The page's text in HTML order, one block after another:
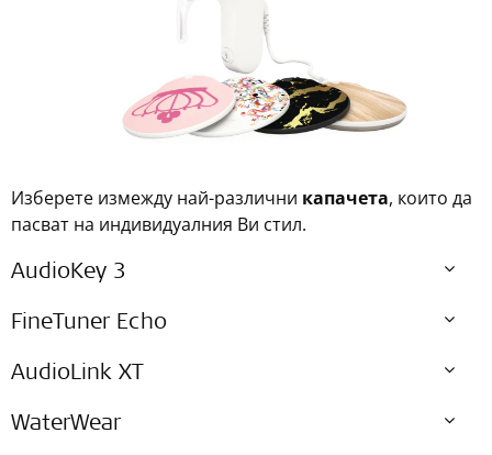
Изберете измежду най-различни капачета, които да
пасват на индивидуалния Ви стил.
AudioKey 3
FineTuner Echo
AudioLink XT
WaterWear